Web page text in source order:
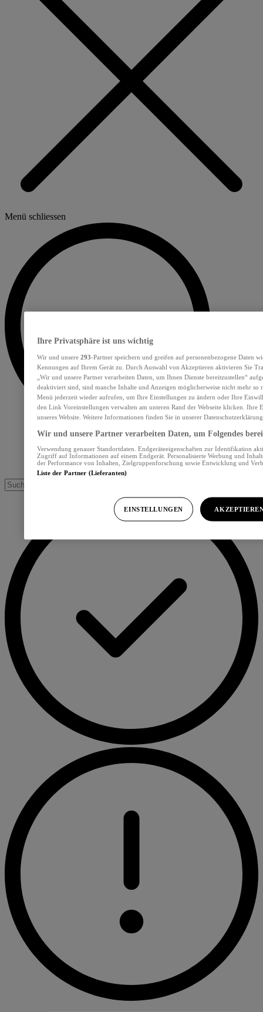
Menü schliessen
Ihre Privatsphäre ist uns wichtig
Wir und unsere 293-Partner speichern und greifen auf personenbezogene Daten
Kennungen auf Ihrem Gerät zu. Durch Auswahl von Akzeptieren aktivieren Sie
„Wir und unsere Partner verarbeiten Daten, um Ihnen Dienste bereitzustellen“
deaktiviert sind, sind manche Inhalte und Anzeigen möglicherweise nicht mehr so
Menü jederzeit wieder aufrufen, um Ihre Einstellungen zu ändern oder Ihre
den Link Voreinstellungen verwalten am unteren Rand der Webseite klicken. Ihre
unseres Website. Weitere Informationen finden Sie in unserer
Wir und unsere Partner verarbeiten Daten, um Folgendes
Verwendung genauer Standortdaten. Endgeräteeigenschaften zur Identifikation
Zugriff auf Informationen auf einem Endgerät. Personalisierte Werbung und
der Performance von Inhalten, Zielgruppenforschung sowie Entwicklung und
Liste der Partner (Lieferanten)
EINSTELLUNGEN